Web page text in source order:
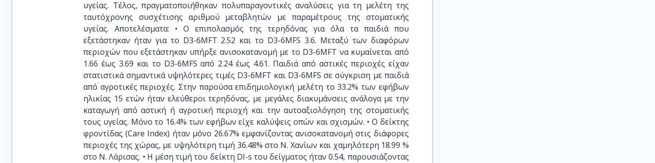
υγείας. Τέλος, πραγματοποιήθηκαν πολυπαραγοντικές αναλύσεις για τη μελέτη της
ταυτόχρονης συσχέτισης αριθμού μεταβλητών με παραμέτρους της στοματικής
υγείας. Αποτελέσματα: • Ο επιπολασμός της τερηδόνας για όλα τα παιδιά που
εξετάστηκαν ήταν για το D3-6MFT 2.52 και το D3-6MFS 3.6. Μεταξύ των διαφόρων
περιοχών που εξετάστηκαν υπήρξε ανισοκατανομή με το D3-6MFT να κυμαίνεται από
1.66 έως 3.69 και το D3-6MFS από 2.24 έως 4.61. Παιδιά από αστικές περιοχές είχαν
στατιστικά σημαντικά υψηλότερες τιμές D3-6MFΤ και D3-6MFS σε σύγκριση με παιδιά
από αγροτικές περιοχές. Στην παρούσα επιδημιολογική μελέτη το 33.2% των εφήβων
ηλικίας 15 ετών ήταν ελεύθεροι τερηδόνας, με μεγάλες διακυμάνσεις ανάλογα με την
καταγωγή από αστική ή αγροτική περιοχή και την αυτοαξιολόγηση της στοματικής
τους υγείας. Μόνο το 16.4% των εφήβων είχε καλύψεις οπών και σχισμών. • Ο δείκτης
φροντίδας (Care Index) ήταν μόνο 26.67% εμφανίζοντας ανισοκατανομή στις διάφορες
περιοχές της χώρας, με υψηλότερη τιμή 36.48% στο Ν. Χανίων και χαμηλότερη 18.99 %
στο Ν. Λάρισας. • Η μέση τιμή του δείκτη DI-s του δείγματος ήταν 0.54, παρουσιάζοντας